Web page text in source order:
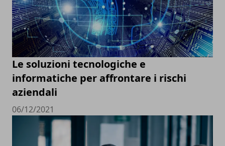
Le soluzioni tecnologiche e
informatiche per affrontare i rischi
aziendali
06/12/2021